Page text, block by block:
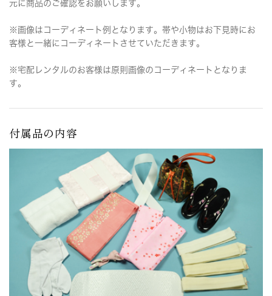
元に商品のご確認をお願いします。
※画像はコーディネート例となります。帯や小物はお下見時にお
客様と一緒にコーディネートさせていただきます。
※宅配レンタルのお客様は原則画像のコーディネートとなりま
す。
付属品の内容